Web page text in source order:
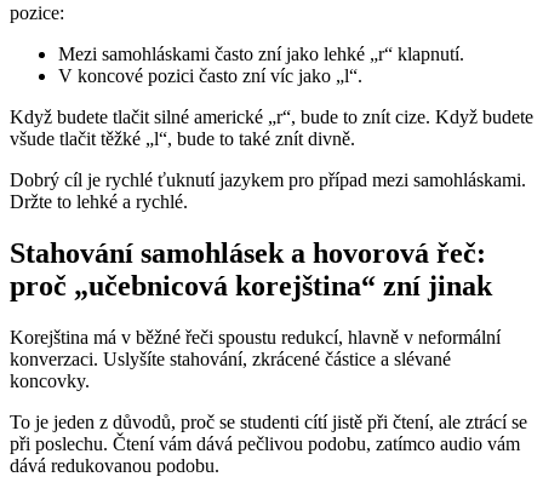
pozice:
Mezi samohláskami často zní jako lehké „r“ klapnutí.
V koncové pozici často zní víc jako „l“.
Když budete tlačit silné americké „r“, bude to znít cize. Když budete
všude tlačit těžké „l“, bude to také znít divně.
Dobrý cíl je rychlé ťuknutí jazykem pro případ mezi samohláskami.
Držte to lehké a rychlé.
Stahování samohlásek a hovorová řeč:
proč „učebnicová korejština“ zní jinak
Korejština má v běžné řeči spoustu redukcí, hlavně v neformální
konverzaci. Uslyšíte stahování, zkrácené částice a slévané
koncovky.
To je jeden z důvodů, proč se studenti cítí jistě při čtení, ale ztrácí se
při poslechu. Čtení vám dává pečlivou podobu, zatímco audio vám
dává redukovanou podobu.